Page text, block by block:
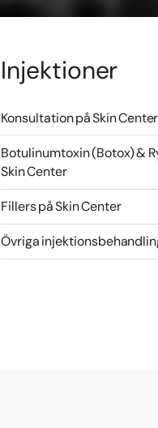
Injektioner
Konsultation på Skin Center
Botulinumtoxin (Botox) &
Skin Center
Fillers på Skin Center
Övriga